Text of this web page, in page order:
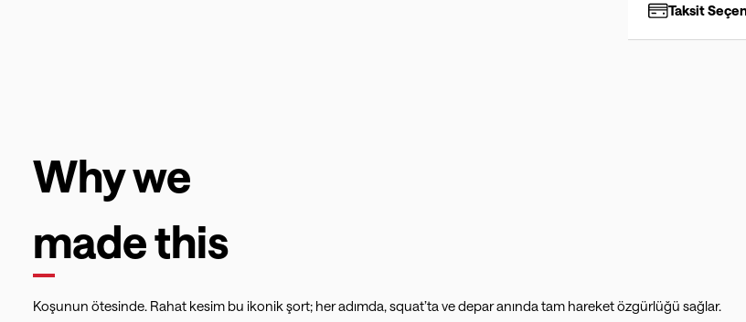
Taksit
Why we
made this
Koşunun ötesinde. Rahat kesim bu ikonik şort; her adımda, squat’ta ve depar anında tam hareket özgürlüğü sağlar.